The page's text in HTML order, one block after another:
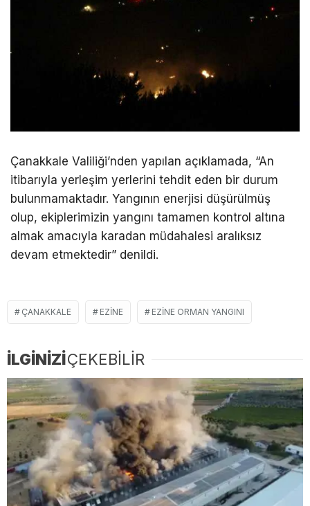
Çanakkale Valiliği’nden yapılan açıklamada, “An
itibarıyla yerleşim yerlerini tehdit eden bir durum
bulunmamaktadır. Yangının enerjisi düşürülmüş
olup, ekiplerimizin yangını tamamen kontrol altına
almak amacıyla karadan müdahalesi aralıksız
devam etmektedir” denildi.
ÇANAKKALE EZINE EZINE ORMAN YANGINI
İLGİNİZİÇEKEBİLİR